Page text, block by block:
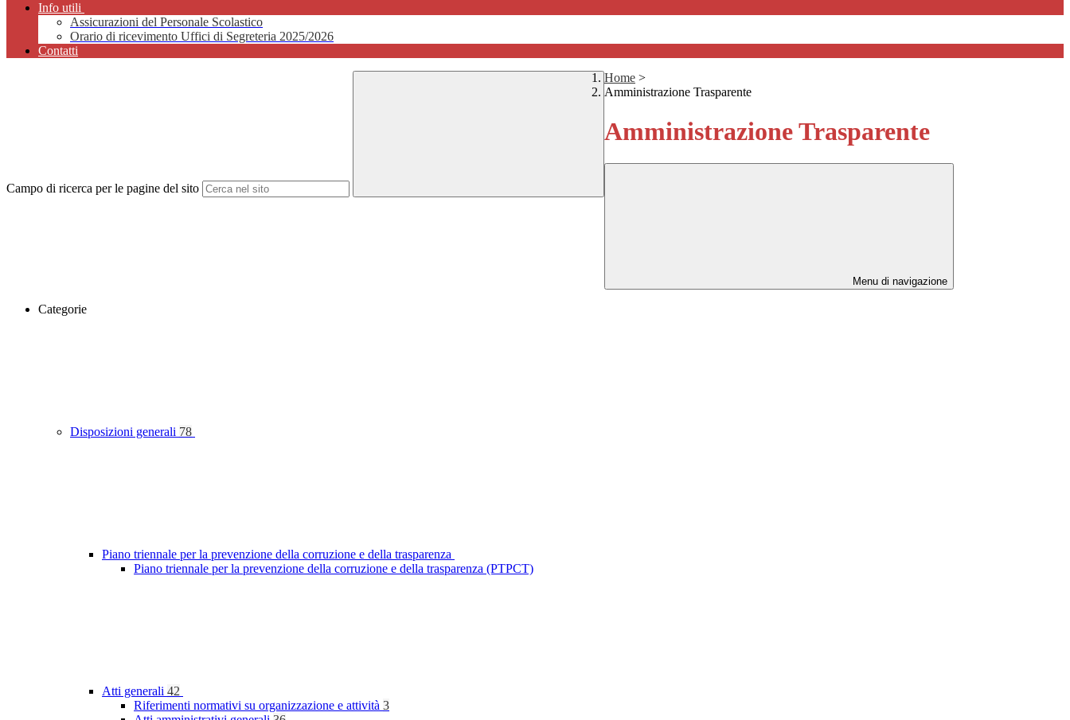
Info utili
Assicurazioni del Personale Scolastico
Orario di ricevimento Uffici di Segreteria 2025/2026
Contatti
Campo di ricerca per le pagine del sito
Home >
Amministrazione Trasparente
Amministrazione Trasparente
Menu di navigazione
Categorie
Disposizioni generali 78
Piano triennale per la prevenzione della corruzione e della trasparenza
Piano triennale per la prevenzione della corruzione e della trasparenza (PTPCT)
Atti generali 42
Riferimenti normativi su organizzazione e attività 3